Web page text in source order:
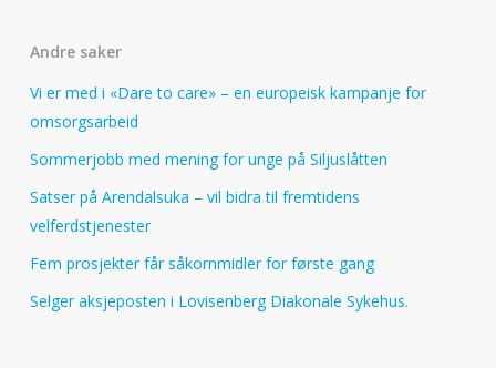
Andre saker
Vi er med i «Dare to care» – en europeisk kampanje for
omsorgsarbeid
Sommerjobb med mening for unge på Siljuslåtten
Satser på Arendalsuka – vil bidra til fremtidens
velferdstjenester
Fem prosjekter får såkornmidler for første gang
Selger aksjeposten i Lovisenberg Diakonale Sykehus.